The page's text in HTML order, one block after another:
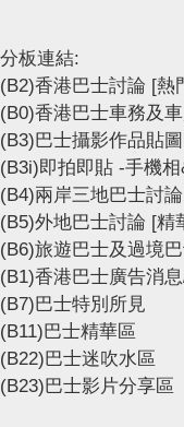
分板連結:
(B2)香港巴士討論 [熱
(B0)香港巴士車務及
(B3)巴士攝影作品貼
(B3i)即拍即貼 -手機
(B4)兩岸三地巴士討論
(B5)外地巴士討論 [精
(B6)旅遊巴士及過境
(B1)香港巴士廣告消
(B7)巴士特別所見
(B11)巴士精華區
(B22)巴士迷吹水區
(B23)巴士影片分享區